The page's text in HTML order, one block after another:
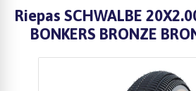
Riepas SCHWALBE
BONKERS BRONZE